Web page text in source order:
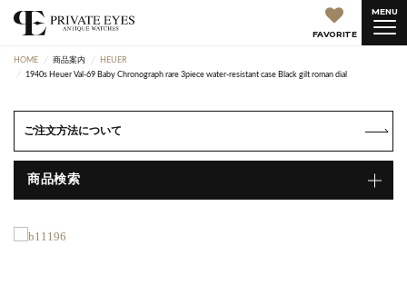
FAVORITE
MENU
HOME 商品案内
HEUER
1940s Heuer Val-69 Baby Chronograph rare 3piece water-resistant case Black gilt roman dial
ご注文方法について
商品検索